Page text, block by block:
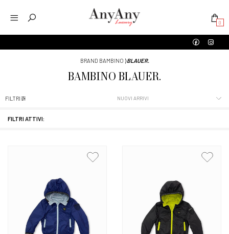
0
BRAND BAMBINO ⟩BLAUER.
BAMBINOBLAUER.
FILTRI ATTIVI:
FILTRI